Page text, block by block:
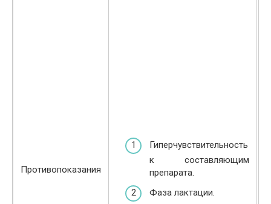
Противопоказания
Гиперчувствительность
к составляющим
препарата.
Фаза лактации.